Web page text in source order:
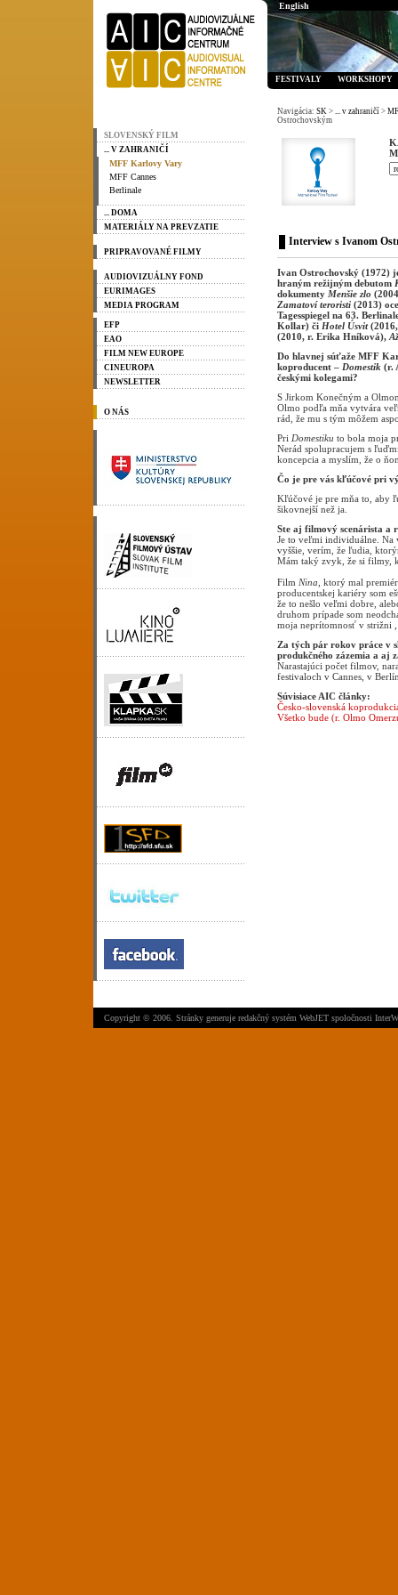
SLOVENSKÝ FILM
... V ZAHRANIČÍ
MFF Karlovy Vary
MFF Cannes
Berlinale
... DOMA
MATERIÁLY NA PREVZATIE
PRIPRAVOVANÉ FILMY
AUDIOVIZUÁLNY FOND
EURIMAGES
MEDIA PROGRAM
EFP
EAO
FILM NEW EUROPE
CINEUROPA
NEWSLETTER
O NÁS
English
FESTIVALY WORKSHOPY
Navigácia: SK > ... v zahraničí >
Ostrochovským
Interview s Ivanom
Ivan Ostrochovský (1972)
hraným režijným debutom
dokumenty Menšie zlo
Zamatoví teroristi (2013)
Tagesspiegel na 63.
Kollar) či Hotel Úsvit
(2010, r. Erika Hníková),
Do hlavnej súťaže MFF
koproducent – Domestik (r.
českými kolegami?
S Jirkom Konečným a
Olmo podľa mňa vytvára
rád, že mu s tým môžem
Pri Domestiku to bola moja
Nerád spolupracujem s
koncepcia a myslím, že o
Čo je pre vás kľúčové pri
Kľúčové je pre mňa to, aby
šikovnejší než ja.
Ste aj filmový scenárista a
Je to veľmi individuálne. Na
vyššie, verím, že ľudia,
Mám taký zvyk, že si filmy,
Film Nina , ktorý mal
producentskej kariéry som
že to nešlo veľmi dobre,
druhom prípade som
moja neprítomnosť v strižni
Za tých pár rokov práce v
produkčného zázemia a aj
Narastajúci počet filmov,
festivaloch v Cannes, v
Súvisiace AIC články:
Česko-slovenská
Všetko bude (r. Olmo
Copyright © 2006. Stránky generuje redakčný systém WebJET spoločnosti